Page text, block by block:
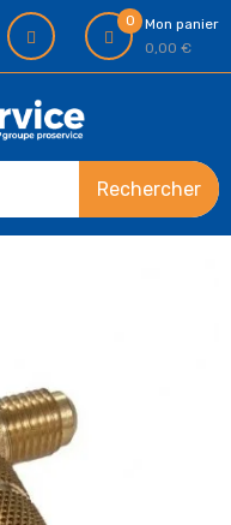
0
Mon panier
0,00 €
Rechercher